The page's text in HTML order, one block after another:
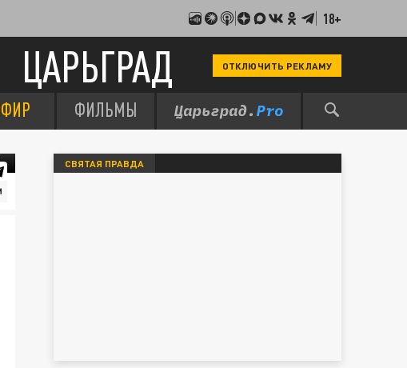
18+
ЦАРЬГРАД ОТКЛЮЧИТЬ РЕКЛАМУ
ФИЛЬМЫ
СВЯТАЯ ПРАВДА